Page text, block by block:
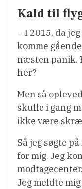
Kald til
– I 2015, da
komme
næsten panik.
her?
Men så
skulle i gang
ikke være
Så jeg søgte
for mig. Jeg
modtagecenter.
Jeg meldte